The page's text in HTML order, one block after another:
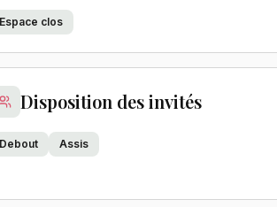
Espace clos
Disposition des invités
Debout Assis